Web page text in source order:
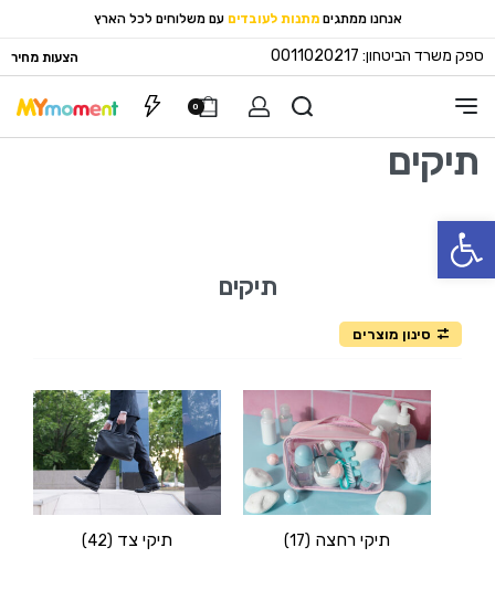
פתח סרגל נגישות
אנחנו ממתגים מתנות לעובדים עם משלוחים לכל הארץ
ספק משרד הביטחון: 0011020217 הצעות מחיר
0
תיקים
תיקים
סינון מוצרים
תיקי רחצה (17) תיקי צד (42)